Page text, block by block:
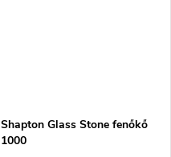
Shapton Glass Stone fenőkő
1000